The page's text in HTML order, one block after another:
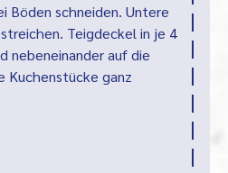
Böden schneiden. Untere
Teigdeckel in je 4
nebeneinander auf die
Kuchenstücke ganz